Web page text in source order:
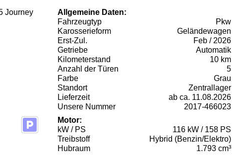
Allgemeine Daten:
Fahrzeugtyp
Pkw
Karosserieform
Geländewagen
Erst-Zul.
Feb / 2026
Getriebe
Automatik
Kilometerstand
10 km
Anzahl der Türen
5
Farbe
Grau
Standort
Zentrallager
Lieferzeit
ab ca. 11.08.2026
Unsere Nummer
2017-466023
Motor:
kW / PS
116 kW / 158 PS
Treibstoff
Hybrid (Benzin/Elektro)
Hubraum
1.793 cm³